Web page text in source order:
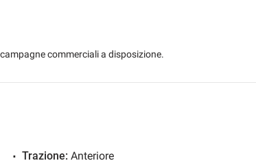
commerciali a disposizione.
Trazione: Anteriore